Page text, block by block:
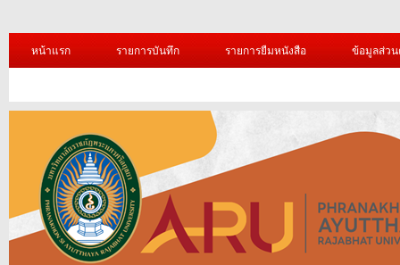
หน้าแรก รายการบันทึก รายการยืมหนังสือ ข้อมูลส่ว